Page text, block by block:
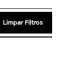
Limpar Filtros